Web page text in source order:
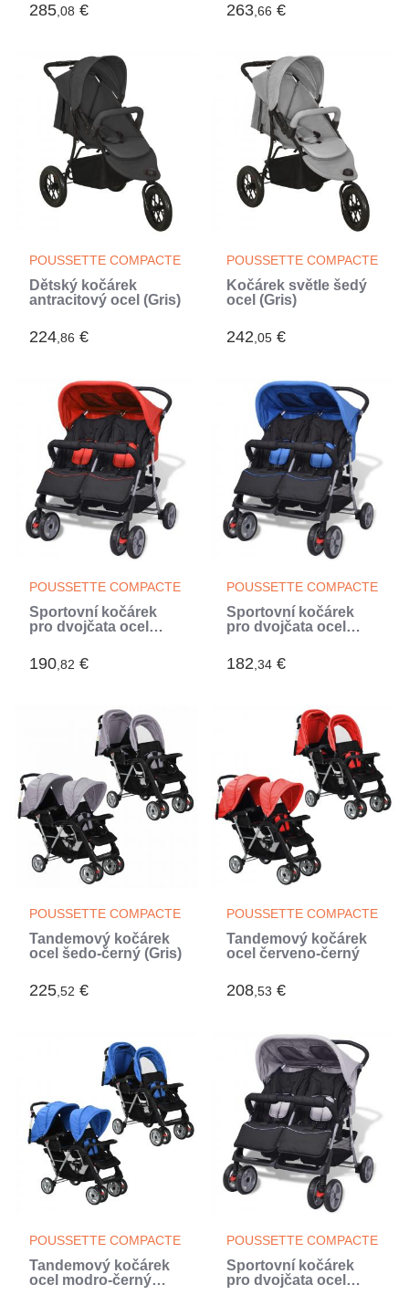
285,08 € 263,66 €
POUSSETTE COMPACTE
Dětský kočárek
antracitový ocel (Gris)
224,86 €
POUSSETTE COMPACTE
Kočárek světle šedý
ocel (Gris)
242,05 €
POUSSETTE COMPACTE
Sportovní kočárek
pro dvojčata ocel
190,82 €
POUSSETTE COMPACTE
Sportovní kočárek
pro dvojčata ocel
182,34 €
POUSSETTE COMPACTE
Tandemový kočárek
ocel šedo-černý (Gris)
225,52 €
POUSSETTE COMPACTE
Tandemový kočárek
ocel červeno-černý
208,53 €
POUSSETTE COMPACTE
Tandemový kočárek
ocel modro-černý
POUSSETTE COMPACTE
Sportovní kočárek
pro dvojčata ocel